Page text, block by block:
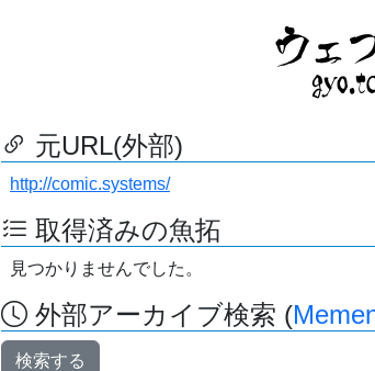
元URL(外部)
http://comic.systems/
取得済みの魚拓
見つかりませんでした。
外部アーカイブ検索 (
検索する